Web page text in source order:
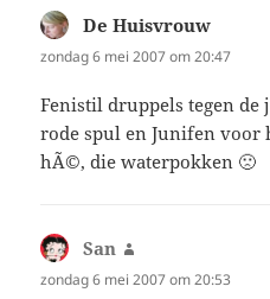
De Huisvrouw
zondag 6 mei 2007 om 20:47
Fenistil druppels tegen de
rode spul en Junifen voor
hÃ©, die waterpokken 🙁
San
zondag 6 mei 2007 om 20:53